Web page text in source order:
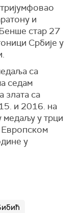
и
стар 27
Србије у
са
седам
злата са
и 2016. на
медаљу у трци
у